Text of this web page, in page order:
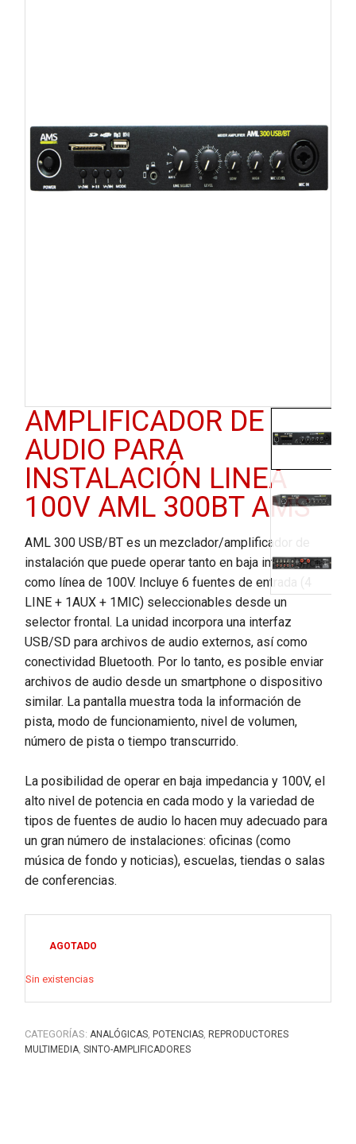
AMPLIFICADOR DE
AUDIO PARA
INSTALACIÓN LINEA
100V AML 300BT AMS
AML 300 USB/BT es un mezclador/amplificador de
instalación que puede operar tanto en baja impedancia
como línea de 100V. Incluye 6 fuentes de entrada (4
LINE + 1AUX + 1MIC) seleccionables desde un
selector frontal. La unidad incorpora una interfaz
USB/SD para archivos de audio externos, así como
conectividad Bluetooth. Por lo tanto, es posible enviar
archivos de audio desde un smartphone o dispositivo
similar. La pantalla muestra toda la información de
pista, modo de funcionamiento, nivel de volumen,
número de pista o tiempo transcurrido.
La posibilidad de operar en baja impedancia y 100V, el
alto nivel de potencia en cada modo y la variedad de
tipos de fuentes de audio lo hacen muy adecuado para
un gran número de instalaciones: oficinas (como
música de fondo y noticias), escuelas, tiendas o salas
de conferencias.
AGOTADO
Sin existencias
CATEGORÍAS: ANALÓGICAS, POTENCIAS, REPRODUCTORES
MULTIMEDIA, SINTO-AMPLIFICADORES